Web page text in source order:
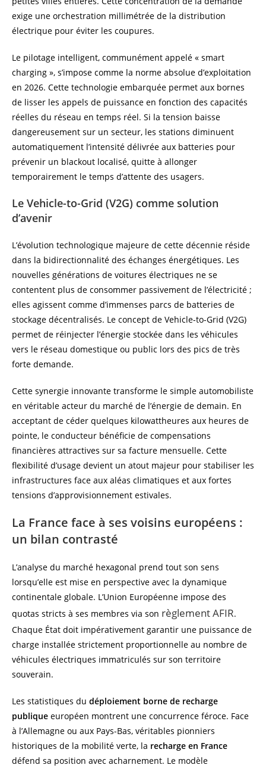
exige une orchestration millimétrée de la distribution
électrique pour éviter les coupures.
Le pilotage intelligent, communément appelé « smart
charging », s’impose comme la norme absolue d’exploitation
en 2026. Cette technologie embarquée permet aux bornes
de lisser les appels de puissance en fonction des capacités
réelles du réseau en temps réel. Si la tension baisse
dangereusement sur un secteur, les stations diminuent
automatiquement l’intensité délivrée aux batteries pour
prévenir un blackout localisé, quitte à allonger
temporairement le temps d’attente des usagers.
Le Vehicle-to-Grid (V2G) comme solution
d’avenir
L’évolution technologique majeure de cette décennie réside
dans la bidirectionnalité des échanges énergétiques. Les
nouvelles générations de voitures électriques ne se
contentent plus de consommer passivement de l’électricité ;
elles agissent comme d’immenses parcs de batteries de
stockage décentralisés. Le concept de Vehicle-to-Grid (V2G)
permet de réinjecter l’énergie stockée dans les véhicules
vers le réseau domestique ou public lors des pics de très
forte demande.
Cette synergie innovante transforme le simple automobiliste
en véritable acteur du marché de l’énergie de demain. En
acceptant de céder quelques kilowattheures aux heures de
pointe, le conducteur bénéficie de compensations
financières attractives sur sa facture mensuelle. Cette
flexibilité d’usage devient un atout majeur pour stabiliser les
infrastructures face aux aléas climatiques et aux fortes
tensions d’approvisionnement estivales.
La France face à ses voisins européens :
un bilan contrasté
L’analyse du marché hexagonal prend tout son sens
lorsqu’elle est mise en perspective avec la dynamique
continentale globale. L’Union Européenne impose des
quotas stricts à ses membres via son règlement AFIR.
Chaque État doit impérativement garantir une puissance de
charge installée strictement proportionnelle au nombre de
véhicules électriques immatriculés sur son territoire
souverain.
Les statistiques du déploiement borne de recharge
publique européen montrent une concurrence féroce. Face
à l’Allemagne ou aux Pays-Bas, véritables pionniers
historiques de la mobilité verte, la recharge en France
défend sa position avec acharnement. Le modèle